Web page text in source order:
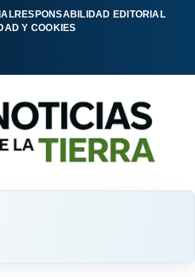
RESPONSABILIDAD EDITORIAL
Y COOKIES